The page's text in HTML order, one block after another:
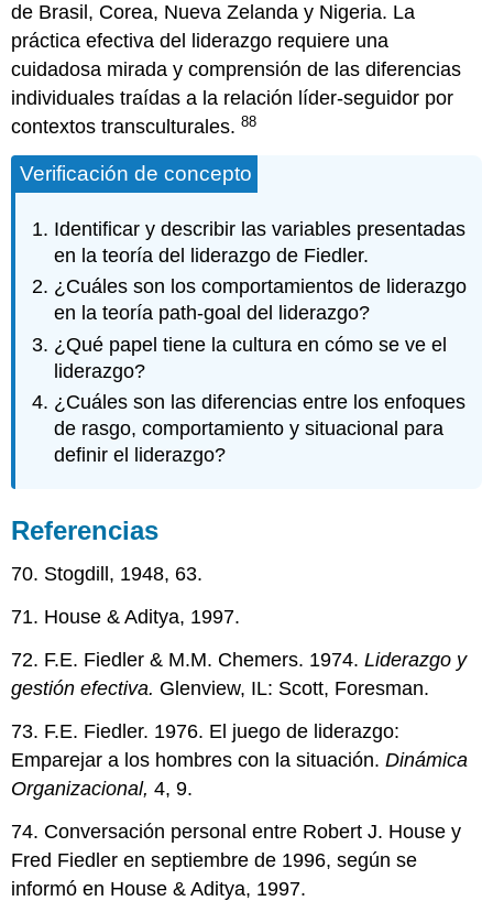
de Brasil, Corea, Nueva Zelanda y Nigeria. La
práctica efectiva del liderazgo requiere una
cuidadosa mirada y comprensión de las diferencias
individuales traídas a la relación líder-seguidor por
contextos transculturales.88
Verificación de concepto
Identificar y describir las variables presentadas
en la teoría del liderazgo de Fiedler.
¿Cuáles son los comportamientos de liderazgo
en la teoría path-goal del liderazgo?
¿Qué papel tiene la cultura en cómo se ve el
liderazgo?
¿Cuáles son las diferencias entre los enfoques
de rasgo, comportamiento y situacional para
definir el liderazgo?
Referencias
70. Stogdill, 1948, 63.
71. House & Aditya, 1997.
72. F.E. Fiedler & M.M. Chemers. 1974.Liderazgo y
gestión efectiva. Glenview, IL: Scott, Foresman.
73. F.E. Fiedler. 1976. El juego de liderazgo:
Emparejar a los hombres con la situación.Dinámica
Organizacional, 4, 9.
74. Conversación personal entre Robert J. House y
Fred Fiedler en septiembre de 1996, según se
informó en House & Aditya, 1997.